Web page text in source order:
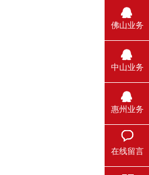
佛山业务
中山业务
惠州业务
在线留言